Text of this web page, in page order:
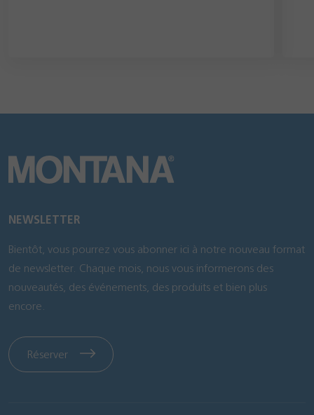
NEWSLETTER
Bientôt, vous pourrez vous abonner ici à notre nouveau format
de newsletter. Chaque mois, nous vous informerons des
nouveautés, des événements, des produits et bien plus
encore.
Réserver